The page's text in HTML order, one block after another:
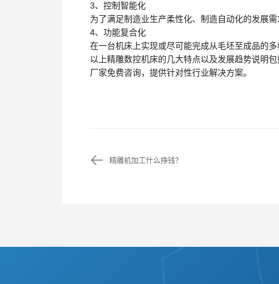
3、控制智能化
为了满足制造业生产柔性化、制造自动化的发展
4、功能复合化
在一台机床上实现或尽可能完成从毛坯至成品的多
以上精雕数控机床的几大特点以及发展趋势说明
厂家免费咨询，提供针对性行业解决方案。
精雕机加工什么挣钱？